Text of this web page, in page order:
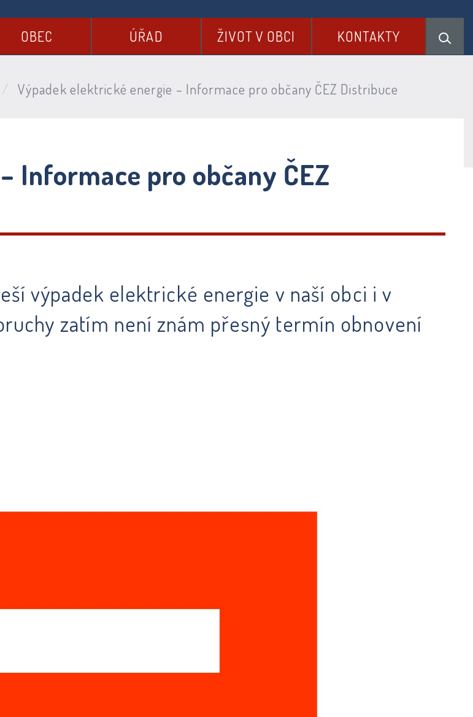
OBEC ÚŘAD ŽIVOT V OBCI KONTAKTY
Výpadek elektrické energie – Informace pro občany ČEZ Distribuce
Informace pro občany ČEZ
výpadek elektrické energie v naší obci i v
zatím není znám přesný termín obnovení